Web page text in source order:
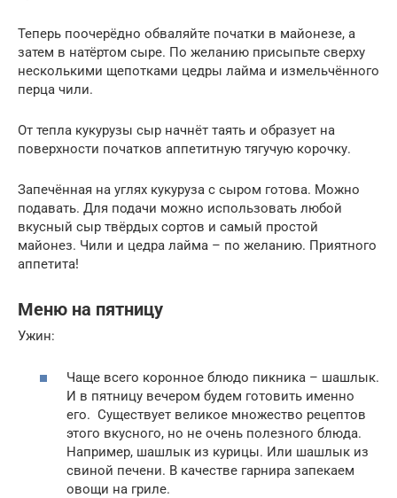
Теперь поочерёдно обваляйте початки в майонезе, а
затем в натёртом сыре. По желанию присыпьте сверху
несколькими щепотками цедры лайма и измельчённого
перца чили.
От тепла кукурузы сыр начнёт таять и образует на
поверхности початков аппетитную тягучую корочку.
Запечённая на углях кукуруза с сыром готова. Можно
подавать. Для подачи можно использовать любой
вкусный сыр твёрдых сортов и самый простой
майонез. Чили и цедра лайма – по желанию. Приятного
аппетита!
Меню на пятницу
Ужин:
Чаще всего коронное блюдо пикника – шашлык.
И в пятницу вечером будем готовить именно
его. Существует великое множество рецептов
этого вкусного, но не очень полезного блюда.
Например, шашлык из курицы. Или шашлык из
свиной печени. В качестве гарнира запекаем
овощи на гриле.